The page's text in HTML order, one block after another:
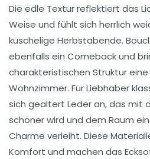
Die edle Textur reflektiert das
Weise und fühlt sich herrlich
kuschelige Herbstabende.
ebenfalls ein Comeback und
charakteristischen Struktur
Wohnzimmer. Für Liebhaber
sich gealtert Leder an, das mit
schöner wird und dem Raum
Charme verleiht. Diese
Komfort und machen das